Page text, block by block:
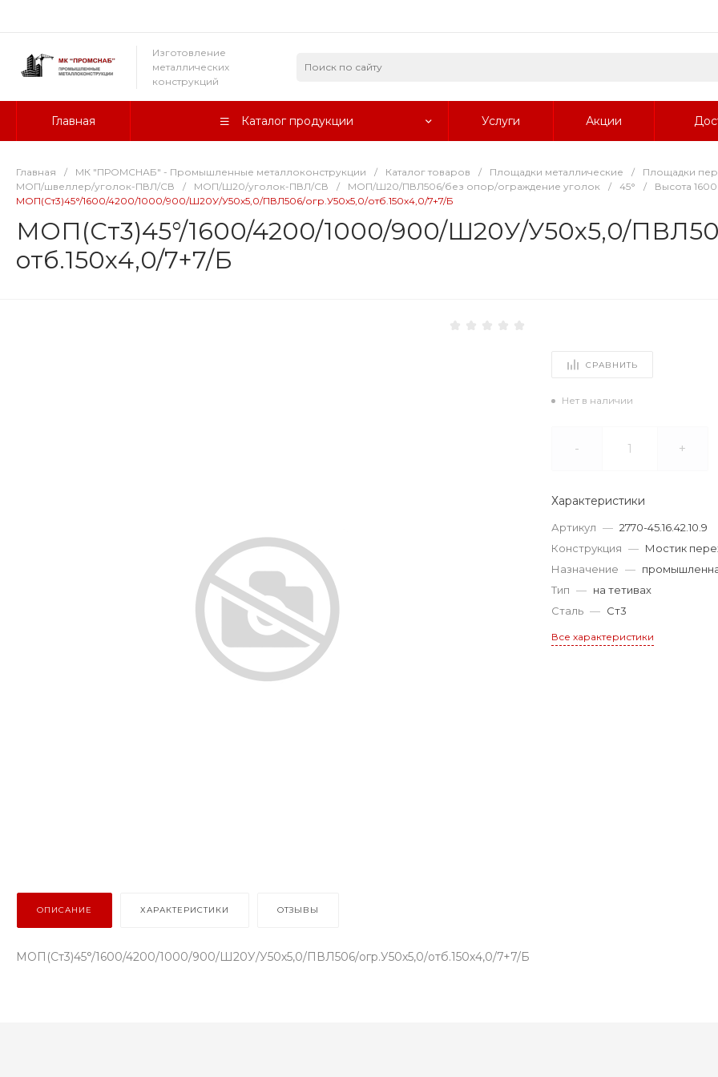
Изготовление
металлических
конструкций
Главная Каталог продукции Услуги Акции
Главная / МК "ПРОМСНАБ" - Промышленные металлоконструкции / Каталог товаров / Площадки металлические / Площадки
МОП/швеллер/уголок-ПВЛ/СВ
/ МОП/Ш20/уголок-ПВЛ/СВ / МОП/Ш20/ПВЛ506/без опор/ограждение уголок / 45° / Высота 1600
МОП(Ст3)45°/1600/4200/1000/900/Ш20У/У50х5,0/ПВЛ506/огр.У50х5,0/отб.150х4,0/7+7/Б
МОП(Ст3)45°/1600/4200/1000/900/Ш20У/У50х5,0/
отб.150х4,0/7+7/Б
СРАВНИТЬ
Нет в наличии
- +
Характеристики
Артикул — 2770-45.16.42.10.9
Конструкция — Мостик
Назначение —
Тип — на тетивах
Сталь — Ст3
Все характеристики
ОПИСАНИЕ ХАРАКТЕРИСТИКИ ОТЗЫВЫ
МОП(Ст3)45°/1600/4200/1000/900/Ш20У/У50х5,0/ПВЛ506/огр.У50х5,0/отб.150х4,0/7+7/Б